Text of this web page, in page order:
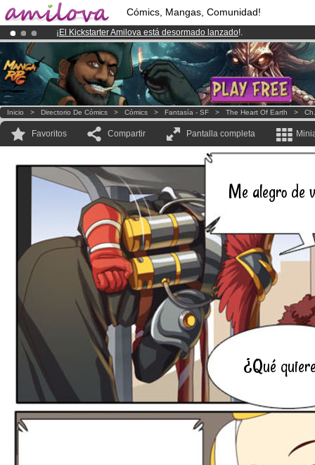
Cómics, Mangas, Comunidad!
¡ El Kickstarter Amilova está desormado lanzado!.
¡Conviertete en Premium por3.95 eurosal mes!Hazte Premium ya
¡Ya tenemos 100000miembrosy 1000 Cómics y Mangas!.
Inicio > Directorio De Cómics > Cómics > Fantasía - SF > The Heart Of Earth >
Favoritos Compartir Pantalla completa
Me alegro de
¿Qué